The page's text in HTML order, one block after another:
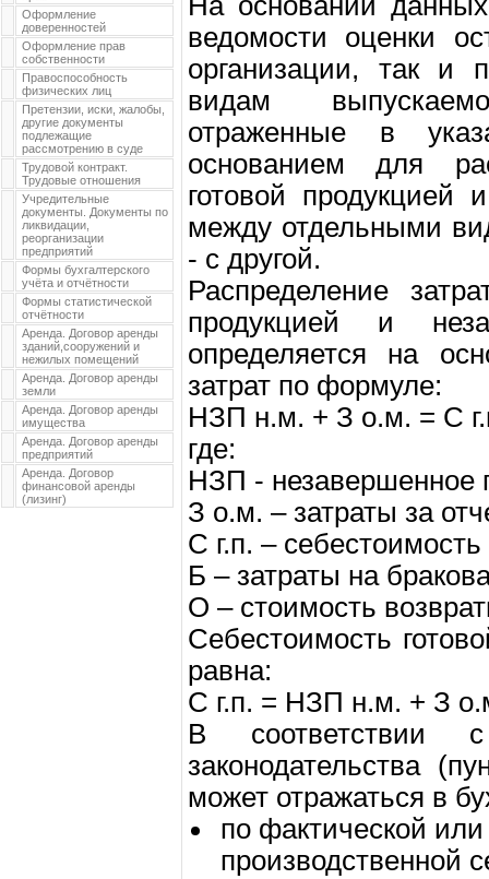
Оформление
доверенностей
Оформление прав
собственности
Правоспособность
физических лиц
Претензии, иски, жалобы,
другие документы
подлежащие
рассмотрению в суде
Трудовой контракт.
Трудовые отношения
Учредительные
документы. Документы по
ликвидации,
реорганизации
предприятий
Формы бухгалтерского
учёта и отчётности
Формы статистической
отчётности
Аренда. Договор аренды
зданий,сооружений и
нежилых помещений
Аренда. Договор аренды
земли
Аренда. Договор аренды
имущества
Аренда. Договор аренды
предприятий
Аренда. Договор
финансовой аренды
(лизинг)
ведомости оценки
организации, так и
видам
отраженные в
основанием для
готовой
между отдельными
- с другой.
Распределение
продукцией и
определяется на
затрат по формуле:
НЗП н.м. + З о.м. = С
где:
НЗП - незавершенное
З о.м. – затраты за
С г.п. –
Б – затраты на
О – стоимость
Себестоимость
равна:
С г.п. = НЗП н.м. + З
В соответствии с
законодательства
может отражаться в
по фактической
производственной